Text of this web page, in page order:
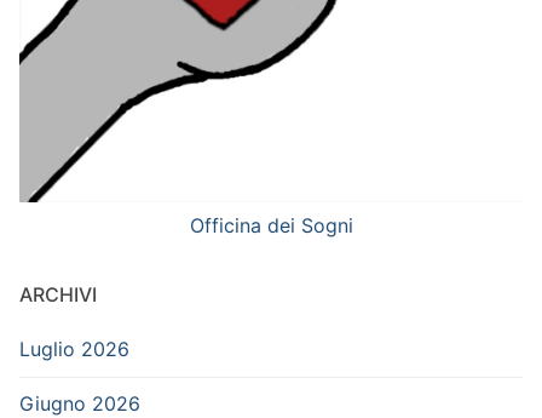
Officina dei Sogni
ARCHIVI
Luglio 2026
Giugno 2026